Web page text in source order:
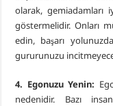
olarak, gemiadamları
göstermelidir. Onları
edin, başarı
gururunuzu
4. Egonuzu Yenin:
nedenidir. Bazı